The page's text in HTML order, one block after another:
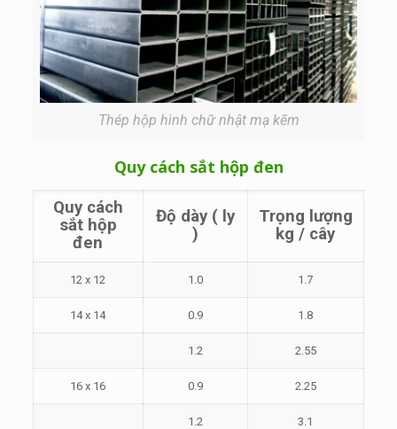
Thép hộp hình chữ nhật mạ kẽm
Quy cách sắt hộp đen
Quy cách
sắt hộp
đen
Độ dày ( ly
)
Trọng lượng
kg / cây
12 x 12 1.0 1.7
14 x 14 0.9 1.8
1.2 2.55
16 x 16 0.9 2.25
1.2 3.1